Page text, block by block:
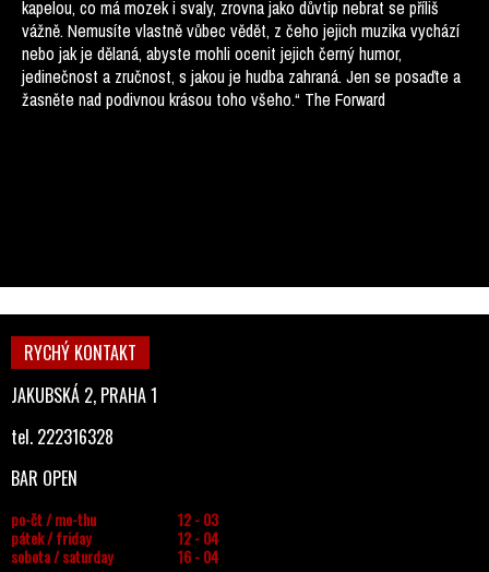
kapelou, co má mozek i svaly, zrovna jako důvtip nebrat se příliš
vážně. Nemusíte vlastně vůbec vědět, z čeho jejich muzika vychází
nebo jak je dělaná, abyste mohli ocenit jejich černý humor,
jedinečnost a zručnost, s jakou je hudba zahraná. Jen se posaďte a
žasněte nad podivnou krásou toho všeho.“ The Forward
RYCHÝ KONTAKT
JAKUBSKÁ 2, PRAHA 1
tel. 222316328
BAR OPEN
po-čt / mo-thu
12 - 03
pátek / friday
12 - 04
sobota / saturday
16 - 04